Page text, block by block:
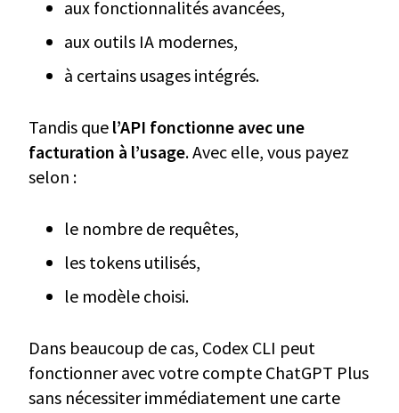
aux fonctionnalités avancées,
aux outils IA modernes,
à certains usages intégrés.
Tandis que l’API fonctionne avec une
facturation à l’usage. Avec elle, vous payez
selon :
le nombre de requêtes,
les tokens utilisés,
le modèle choisi.
Dans beaucoup de cas, Codex CLI peut
fonctionner avec votre compte ChatGPT Plus
sans nécessiter immédiatement une carte